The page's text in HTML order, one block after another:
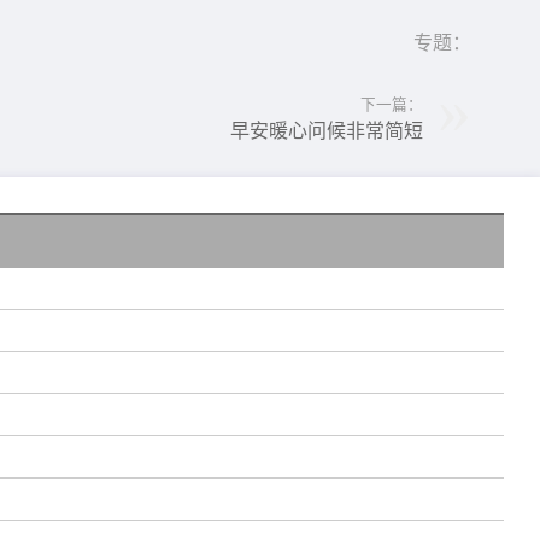
专题：
下一篇：
早安暖心问候非常简短